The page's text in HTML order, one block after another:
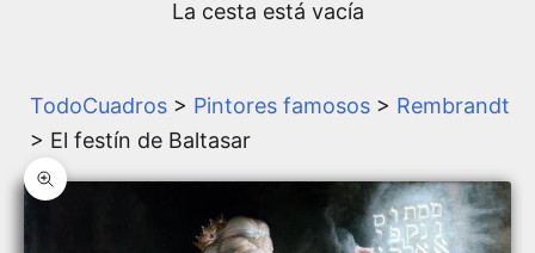
La cesta está vacía
TodoCuadros > Pintores famosos > Rembrandt
> El festín de Baltasar
Zoom